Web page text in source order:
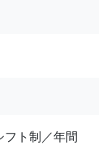
フト制／年間